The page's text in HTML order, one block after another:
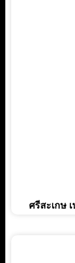
ศรีสะเกษ